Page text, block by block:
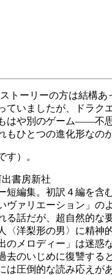
ーリーの方は結構
いましたが、ドラ
はや別のゲーム――
ひとつの進化形なの
）。
書房新社
編集。初訳４編を含
ァリエーション」
話だが、超自然的
〈洋梨形の男〉に精
のメロディー」は迷
のいじめに復讐す
圧倒的な読み応えがあ